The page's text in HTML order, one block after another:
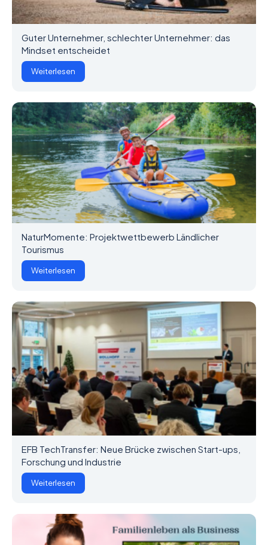
Guter Unternehmer, schlechter Unternehmer: das
Mindset entscheidet
Weiterlesen
NaturMomente: Projektwettbewerb Ländlicher
Tourismus
Weiterlesen
EFB TechTransfer: Neue Brücke zwischen Start-ups,
Forschung und Industrie
Weiterlesen